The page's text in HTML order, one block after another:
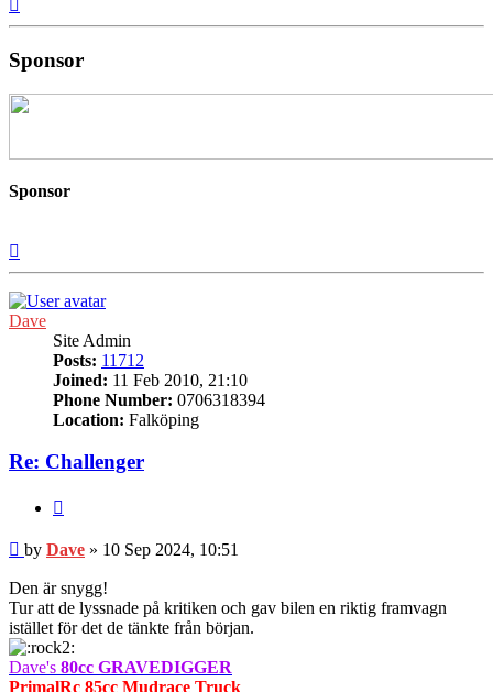
Sponsor
Sponsor
Dave
Site Admin
Posts: 11712
Joined: 11 Feb 2010, 21:10
Phone Number: 0706318394
Location: Falköping
Re: Challenger
Post
by Dave » 10 Sep 2024, 10:51
Den är snygg!
Tur att de lyssnade på kritiken och gav bilen en riktig framvagn
istället för det de tänkte från början.
Dave's 80cc GRAVEDIGGER
PrimalRc 85cc Mudrace Truck